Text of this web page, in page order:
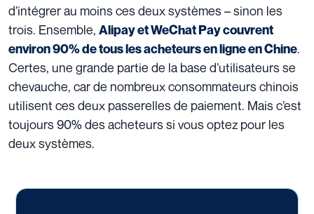
d’intégrer au moins ces deux systèmes – sinon les
trois. Ensemble, Alipay et WeChat Pay couvrent
environ 90% de tous les acheteurs en ligne en Chine.
Certes, une grande partie de la base d’utilisateurs se
chevauche, car de nombreux consommateurs chinois
utilisent ces deux passerelles de paiement. Mais c’est
toujours 90% des acheteurs si vous optez pour les
deux systèmes.